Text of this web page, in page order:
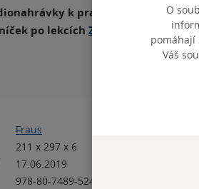
k pracovnímu sešitu, k
po lekcích ZDE
Fraus
211 x 297 x 6
17.06.2019
978-80-7489-524-1
O
pomáhají
Váš